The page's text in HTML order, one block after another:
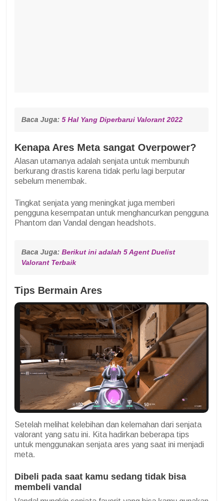
Baca Juga: 5 Hal Yang Diperbarui Valorant 2022
Kenapa Ares Meta sangat Overpower?
Alasan utamanya adalah senjata untuk membunuh
berkurang drastis karena tidak perlu lagi berputar
sebelum menembak.
Tingkat senjata yang meningkat juga memberi
pengguna kesempatan untuk menghancurkan pengguna
Phantom dan Vandal dengan headshots.
Baca Juga: Berikut ini adalah 5 Agent Duelist
Valorant Terbaik
Tips Bermain Ares
Setelah melihat kelebihan dan kelemahan dari senjata
valorant yang satu ini. Kita hadirkan beberapa tips
untuk menggunakan senjata ares yang saat ini menjadi
meta.
Dibeli pada saat kamu sedang tidak bisa
membeli vandal